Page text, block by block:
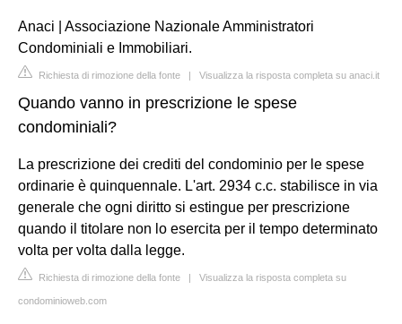
Anaci | Associazione Nazionale Amministratori
Condominiali e Immobiliari.
Richiesta di rimozione della fonte | Visualizza la risposta completa su anaci.it
Quando vanno in prescrizione le spese
condominiali?
La prescrizione dei crediti del condominio per le spese
ordinarie è quinquennale. L'art. 2934 c.c. stabilisce in via
generale che ogni diritto si estingue per prescrizione
quando il titolare non lo esercita per il tempo determinato
volta per volta dalla legge.
Richiesta di rimozione della fonte | Visualizza la risposta completa su
condominioweb.com